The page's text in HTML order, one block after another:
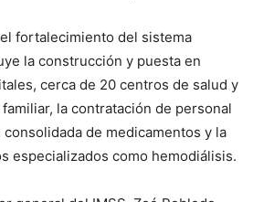
fortalecimiento del sistema
la construcción y puesta en
cerca de 20 centros de salud y
la contratación de personal
de medicamentos y la
especializados como hemodiálisis.